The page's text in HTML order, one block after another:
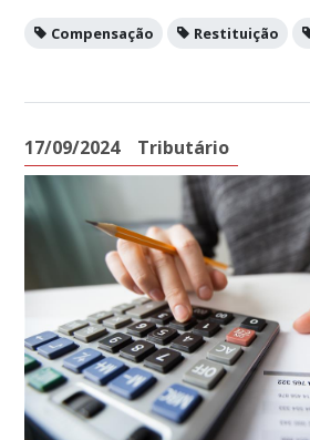
Compensação Restituição
17/09/2024 Tributário